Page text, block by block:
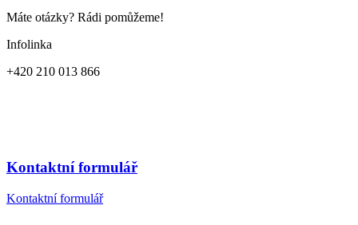
Máte otázky? Rádi pomůžeme!
Infolinka
+420 210 013 866
Kontaktní formulář
Kontaktní formulář